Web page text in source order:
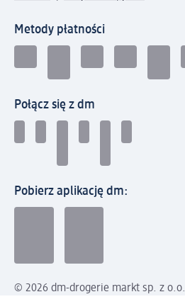
Metody płatności
Połącz się z dm
Pobierz aplikację dm:
© 2026 dm-drogerie markt sp. z o.o.